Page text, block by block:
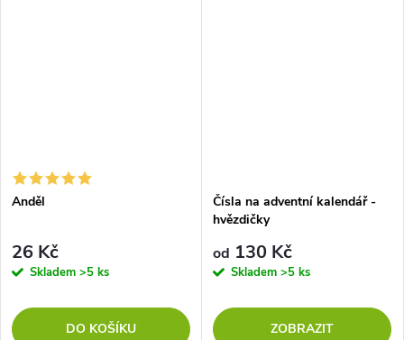
Anděl
26 Kč
Skladem >5 ks
DO KOŠÍKU
Čísla na adventní kalendář -
hvězdičky
od 130 Kč
Skladem >5 ks
ZOBRAZIT